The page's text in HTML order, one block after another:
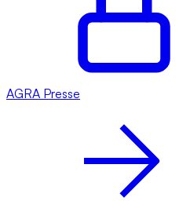
AGRA Presse